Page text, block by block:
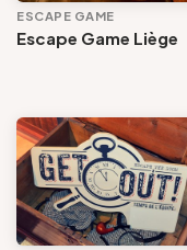
Buurt
ESCAPE GAME
Escape Game Liège